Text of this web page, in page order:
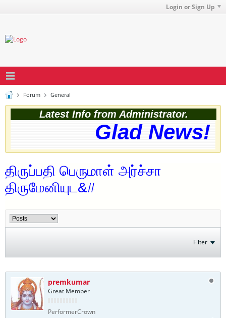
Login or Sign Up
Forum General
Latest Info from Administrator.
Glad News!
திருப்பதி பெருமாள் அர்ச்சா
திருமேனியுட&#
Filter
premkumar
Great Member
PerformerCrown